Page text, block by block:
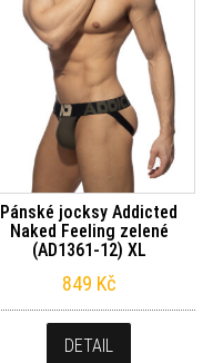
Pánské jocksy Addicted
Naked Feeling zelené
(AD1361-12) XL
849 Kč
DETAIL